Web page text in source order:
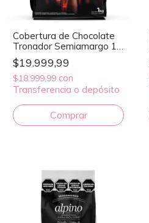
Cobertura de Chocolate
Tronador Semiamargo 1
kg
$19.999,99
$18.999,99 con
Transferencia o depósito